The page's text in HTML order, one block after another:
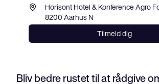
Horisont Hotel & Konference Agro
8200 Aarhus N
Tilmeld dig
Bliv bedre rustet til at rådgive